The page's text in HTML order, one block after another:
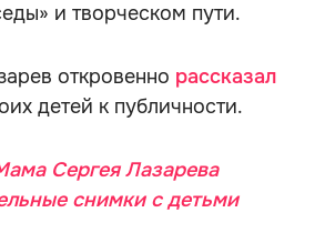
и творческом пути.
откровенно рассказал
детей к публичности.
Сергея Лазарева
снимки с детьми